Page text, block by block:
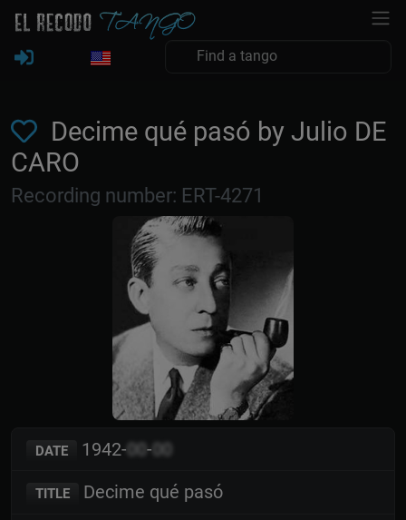
Decime qué pasó by Julio DE
CARO
Recording number: ERT-4271
DATE 1942-00 -00
TITLE Decime qué pasó